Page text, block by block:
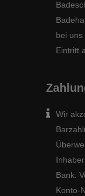
bei uns
Eintritt
Wir
Bank:
Konto-